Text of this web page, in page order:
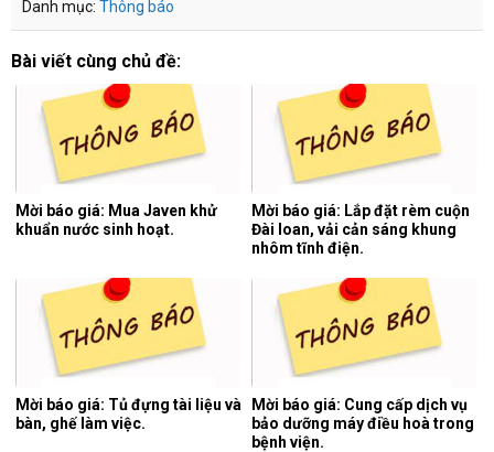
Danh mục: Thông báo
Bài viết cùng chủ đề:
Mời báo giá: Mua Javen khử
khuẩn nước sinh hoạt.
Mời báo giá: Lắp đặt rèm cuộn
Đài loan, vải cản sáng khung
nhôm tĩnh điện.
Mời báo giá: Tủ đựng tài liệu và
bàn, ghế làm việc.
Mời báo giá: Cung cấp dịch vụ
bảo dưỡng máy điều hoà trong
bệnh viện.